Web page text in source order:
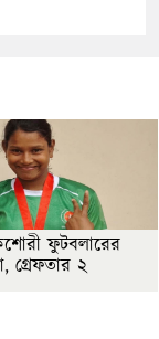
ফুটবলারের
গ্রেফতার ২